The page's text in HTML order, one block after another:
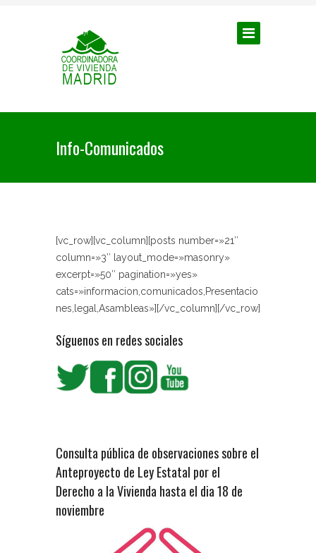
Info-Comunicados
[vc_row][vc_column][posts number=»21″
column=»3″ layout_mode=»masonry»
excerpt=»50″ pagination=»yes»
cats=»informacion,comunicados,Presentacio
nes,legal,Asambleas»][/vc_column][/vc_row]
Síguenos en redes sociales
Consulta pública de observaciones sobre el
Anteproyecto de Ley Estatal por el
Derecho a la Vivienda hasta el dia 18 de
noviembre